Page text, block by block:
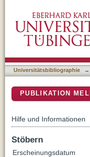
Universitätsbibliographie →
PUBLIKATION
Hilfe und Informationen
Stöbern
Erscheinungsdatum